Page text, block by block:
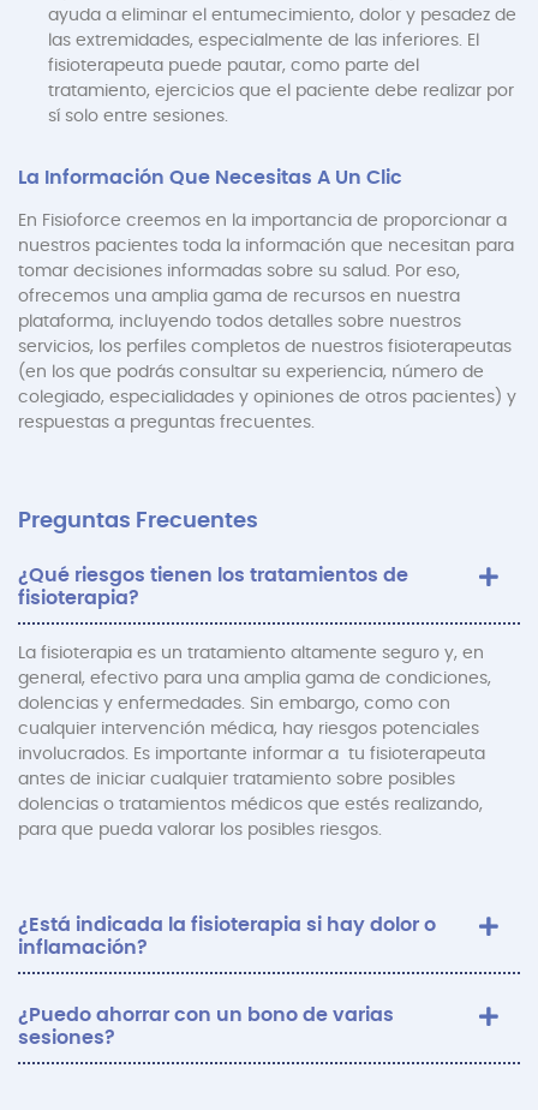
ayuda a eliminar el entumecimiento, dolor y pesadez de
las extremidades, especialmente de las inferiores. El
fisioterapeuta puede pautar, como parte del
tratamiento, ejercicios que el paciente debe realizar por
sí solo entre sesiones.
La Información Que Necesitas A Un Clic
En Fisioforce creemos en la importancia de proporcionar a
nuestros pacientes toda la información que necesitan para
tomar decisiones informadas sobre su salud. Por eso,
ofrecemos una amplia gama de recursos en nuestra
plataforma, incluyendo todos detalles sobre nuestros
servicios, los perfiles completos de nuestros fisioterapeutas
(en los que podrás consultar su experiencia, número de
colegiado, especialidades y opiniones de otros pacientes) y
respuestas a preguntas frecuentes.
Preguntas Frecuentes
¿Qué riesgos tienen los tratamientos de
fisioterapia?
La fisioterapia es un tratamiento altamente seguro y, en
general, efectivo para una amplia gama de condiciones,
dolencias y enfermedades. Sin embargo, como con
cualquier intervención médica, hay riesgos potenciales
involucrados. Es importante informar a tu fisioterapeuta
antes de iniciar cualquier tratamiento sobre posibles
dolencias o tratamientos médicos que estés realizando,
para que pueda valorar los posibles riesgos.
¿Está indicada la fisioterapia si hay dolor o
inflamación?
¿Puedo ahorrar con un bono de varias
sesiones?